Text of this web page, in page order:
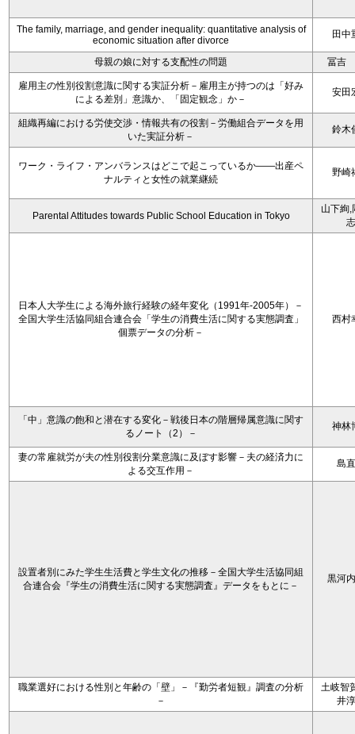
The family, marriage, and gender inequality: quantitative analysis of
economic situation after divorce
田中
母親の娘に対する支配性の問題 冨吉
雇用主の性別役割意識に関する実証分析－雇用主が持つのは「好み
による差別」意識か、「固定観念」か－
安田
組織再編における労使交渉・情報共有の役割－労働組合データを用
いた実証分析－
鈴木
ワーク・ライフ・アンバランスはどこで起こっているか――出産ペ
ナルティと女性の就業継続
野崎
Parental Attitudes towards Public School Education in Tokyo
山下絢,
志
日本人大学生による海外旅行経験の経年変化（1991年-2005年）－
全国大学生活協同組合連合会「学生の消費生活に関する実態調査」
個票データの分析－
西村
「中」意識の飽和と潜在する変化－戦後日本の階層帰属意識に関す
るノート（2）－
神林
妻の常雇就労が夫の性別役割分業意識に及ぼす影響－夫の経済力に
よる交互作用－
島
設置者別にみた学生生活費と学生文化の推移－全国大学生活協同組
合連合会『学生の消費生活に関する実態調査』データをもとに－
黒河
職業選好における性別と年齢の「壁」－『勤労者短観』調査の分析
－
土岐智
井